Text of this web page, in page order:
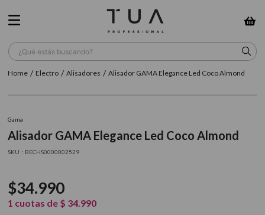
¿Qué estás buscando?
Electro Alisadores Alisador GAMA Elegance Led Coco Almond
Gama
Alisador GAMA Elegance Led Coco Almond
: BECHS0000002529
$34.990
1 cuotas de $ 34.990
TÉRMINOS MÁS BUSCADOS
5. cepillo
6. gama